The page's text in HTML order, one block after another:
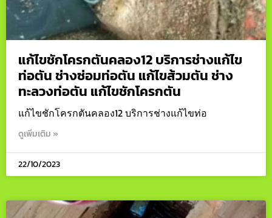
แก้ไขชักโครกตันคลอง12 บริการช่างแก้ไข
ท่อตัน ช่างซ่อมท่อตัน แก้ไขส้วมตัน ช่าง
ทะลวงท่อตัน แก้ไขชักโครกตัน
แก้ไขชักโครกตันคลอง12 บริการช่างแก้ไขท่อ
ดูเพิ่มเติม »
22/10/2023